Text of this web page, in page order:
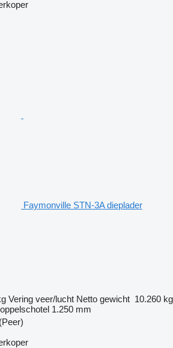
Faymonville STN-3A dieplader
Vering veer/lucht Netto gewicht 10.260 kg
1.250 mm